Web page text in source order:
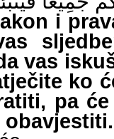
i
vas
ko
pa